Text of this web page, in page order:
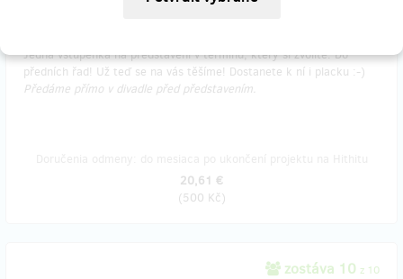
Jedna vstupenka na představení v termínu, který si zvolíte. Do
předních řad! Už teď se na vás těšíme! Dostanete k ní i placku :-)
Předáme přímo v divadle před představením.
20,61 €
(500 Kč)
zostáva 10 z 10